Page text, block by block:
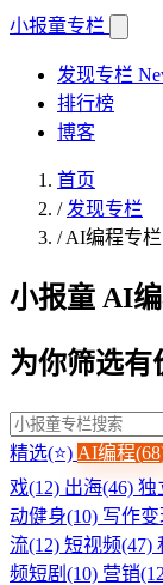
小报童专栏
发现专栏
排行榜
博客
首页
/ 发现专栏
/AI编程专栏
小报童 AI
为你筛选
精选(⭐) AI编程
戏(12) 出海(46) 独
动健身(10) 写作变
流(12) 短视频(47)
频短剧(10) 营销